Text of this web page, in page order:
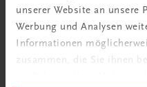
unserer Website an unsere
Werbung und Analysen
Informationen
zusammen, die Sie ihnen